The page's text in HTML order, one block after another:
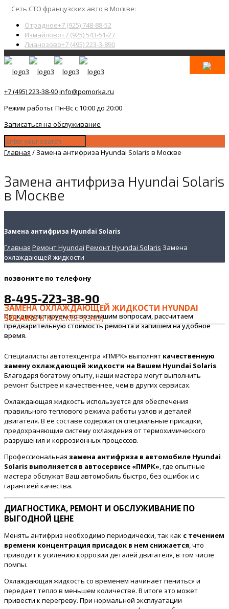
Сеть СТО французских авто в Москве:
Отрадное+7 (925) 748-88-52
Измайлово+7 (925) 543-51-27
Лианозово+7 (495) 223-3-890
+7 (495) 223-38-90info@pomorka.ru
Режим работы: Пн-Вс с 10:00 до 20:00
Записаться на обслуживание
Главная / Замена антифриза Hyundai Solaris в Москве
Замена антифриза Hyundai Solaris
в Москве
Замена антифриза Hyundai Solaris
Главная Ремонт Hyundai Ремонт Hyundai Solaris Замена
охлаждающей жидкости
позвоните по телефону
8-495-223-38-90
Проконсультируем по возникшим вопросам, рассчитаем
предварительную стоимость ремонта и запишем на удобное
время.
ЗАМЕНА ОХЛАЖДАЮЩЕЙ ЖИДКОСТИ HYUNDAI
SOLARISВ МОСКВЕ (САО)
Специалисты автотехцентра «ПМРК» выполнят качественную
замену охлаждающей жидкости на Вашем Hyundai Solaris.
Благодаря богатому опыту, наши мастера могут выполнить
ремонт быстрее и качественнее, чем в других сервисах.
Охлаждающая жидкость используется для обеспечения
правильного теплового режима работы узлов и деталей
двигателя. В ее составе содержатся специальные присадки,
предохраняющие систему охлаждения от термохимического
разрушения и коррозионных процессов.
Профессиональная замена антифриза в автомобиле Hyundai
Solaris выполняется в автосервисе «ПМРК», где опытные
мастера обслужат Ваш автомобиль быстро, без ошибок и с
гарантией качества.
ДИАГНОСТИКА, РЕМОНТ И ОБСЛУЖИВАНИЕ ПО
ВЫГОДНОЙ ЦЕНЕ
Менять антифриз необходимо периодически, так как с течением
времени концентрация присадок в нем снижается, что
приводит к усилению коррозии деталей двигателя, в том числе
помпы.
Охлаждающая жидкость со временем начинает пениться и
передает тепло в меньшем количестве. В итоге это может
привести к перегреву. При нормальной эксплуатации